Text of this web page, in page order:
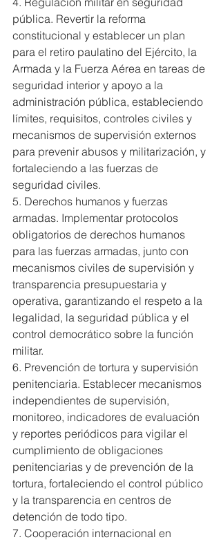
pública. Revertir la reforma
constitucional y establecer un plan
para el retiro paulatino del Ejército, la
Armada y la Fuerza Aérea en tareas de
seguridad interior y apoyo a la
administración pública, estableciendo
límites, requisitos, controles civiles y
mecanismos de supervisión externos
para prevenir abusos y militarización, y
fortaleciendo a las fuerzas de
seguridad civiles.
5. Derechos humanos y fuerzas
armadas. Implementar protocolos
obligatorios de derechos humanos
para las fuerzas armadas, junto con
mecanismos civiles de supervisión y
transparencia presupuestaria y
operativa, garantizando el respeto a la
legalidad, la seguridad pública y el
control democrático sobre la función
militar.
6. Prevención de tortura y supervisión
penitenciaria. Establecer mecanismos
independientes de supervisión,
monitoreo, indicadores de evaluación
y reportes periódicos para vigilar el
cumplimiento de obligaciones
penitenciarias y de prevención de la
tortura, fortaleciendo el control público
y la transparencia en centros de
detención de todo tipo.
7. Cooperación internacional en